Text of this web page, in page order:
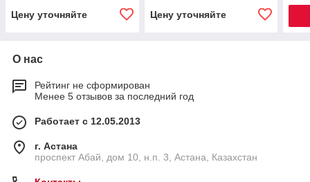
Цену уточняйте Цену уточняйте
О нас
Рейтинг не сформирован
Менее 5 отзывов за последний год
Работает с 12.05.2013
г. Астана
проспект Абай, дом 10, н.п. 3, Астана, Казахстан